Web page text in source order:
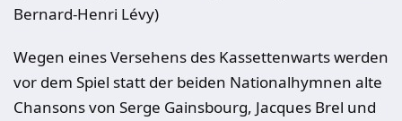
Bernard-Henri Lévy)
Wegen eines Versehens des Kassettenwarts werden
vor dem Spiel statt der beiden Nationalhymnen alte
Chansons von Serge Gainsbourg, Jacques Brel und